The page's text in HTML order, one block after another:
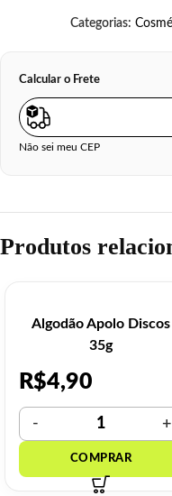
Categorias:
Calcular o Frete
Não sei meu CEP
Produtos
Algodão Apolo Discos
35g
R$4,90